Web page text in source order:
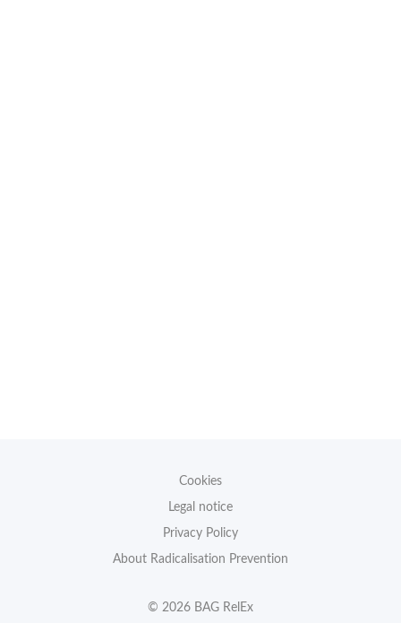
Cookies
Legal notice
Privacy Policy
About Radicalisation Prevention
© 2026 BAG RelEx